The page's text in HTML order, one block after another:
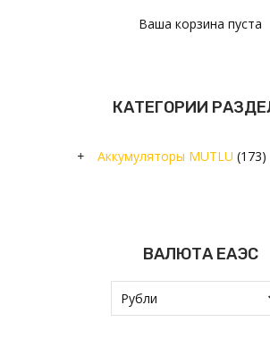
Ваша корзина пуста
КАТЕГОРИИ
+ Аккумуляторы MUTLU (173)
ВАЛЮТА ЕАЭС